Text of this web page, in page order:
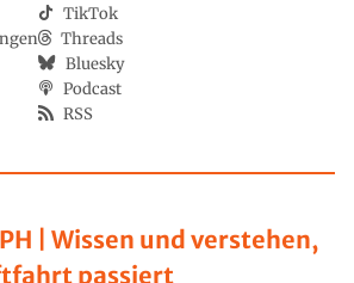
| Wissen und verstehen,
passiert
TikTok
Threads
Bluesky
Podcast
RSS